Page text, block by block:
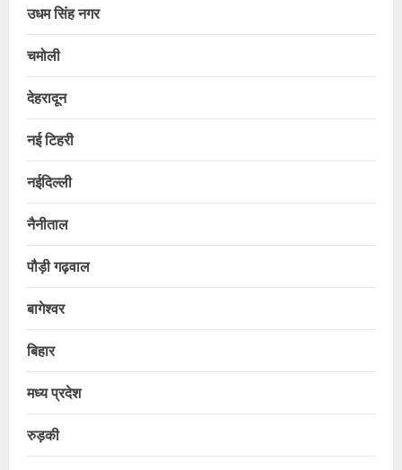
उधम सिंह नगर
चमोली
देहरादून
नई टिहरी
नईदिल्ली
नैनीताल
पौड़ी गढ़वाल
बागेश्वर
बिहार
मध्य प्रदेश
रुड़की